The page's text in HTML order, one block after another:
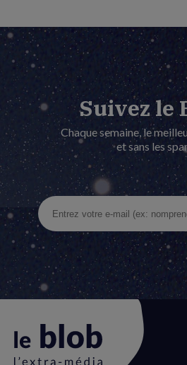
Suivez le
Chaque semaine, le
et sans les